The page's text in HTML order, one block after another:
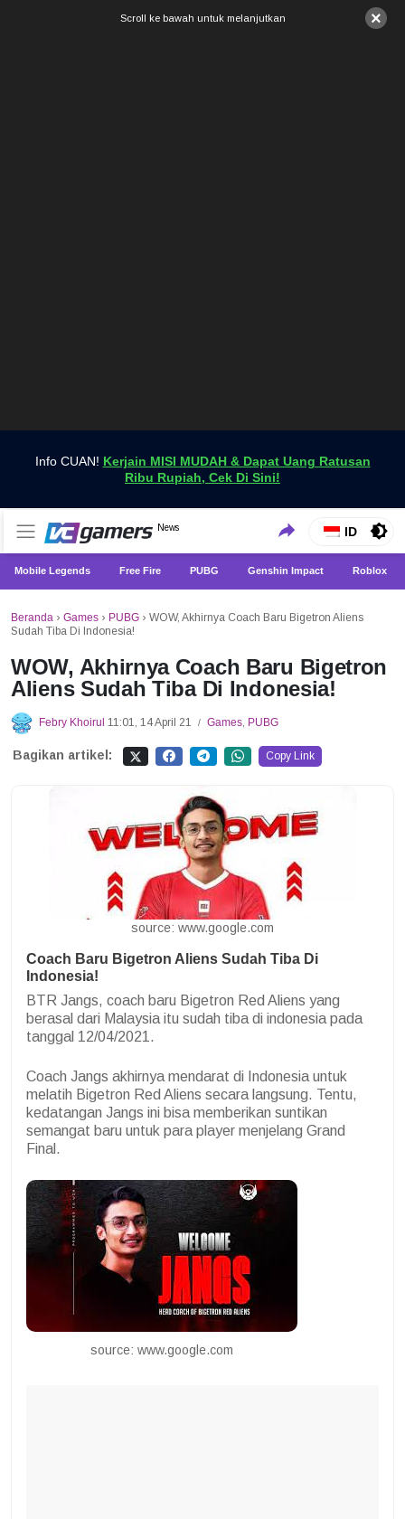
×
Scroll ke bawah untuk melanjutkan
Info CUAN! Kerjain MISI MUDAH & Dapat Uang Ratusan
Ribu Rupiah, Cek Di Sini!
VCGamers News
News
Dapatkan Berita Games Terbaru Hanya di VCGamers
ID
Mobile Legends Free Fire PUBG Genshin Impact Roblox
Beranda › Games › PUBG › WOW, Akhirnya Coach Baru Bigetron Aliens
Sudah Tiba Di Indonesia!
WOW, Akhirnya Coach Baru Bigetron
Aliens Sudah Tiba Di Indonesia!
Febry Khoirul 11:01, 14 April 21 / Games, PUBG
Bagikan artikel: Copy Link
source: www.google.com
Coach Baru Bigetron Aliens Sudah Tiba Di
Indonesia!
BTR Jangs, coach baru Bigetron Red Aliens yang
berasal dari Malaysia itu sudah tiba di indonesia pada
tanggal 12/04/2021.
Coach Jangs akhirnya mendarat di Indonesia untuk
melatih Bigetron Red Aliens secara langsung. Tentu,
kedatangan Jangs ini bisa memberikan suntikan
semangat baru untuk para player menjelang Grand
Final.
source: www.google.com